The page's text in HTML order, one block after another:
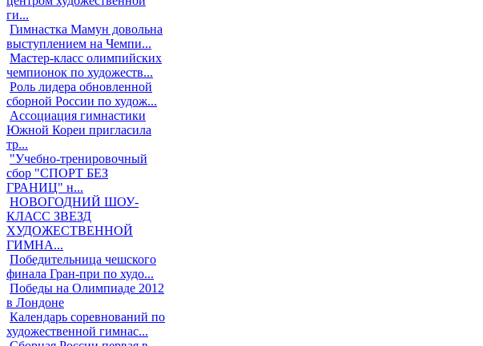
ги...
Гимнастка Мамун довольна
выступлением на Чемпи...
Мастер-класс олимпийских
чемпионок по художеств...
Роль лидера обновленной
сборной России по худож...
Ассоциация гимнастики
Южной Кореи пригласила
тр...
"Учебно-тренировочный
сбор "СПОРТ БЕЗ
ГРАНИЦ" н...
НОВОГОДНИЙ ШОУ-
КЛАСС ЗВЕЗД
ХУДОЖЕСТВЕННОЙ
ГИМНА...
Победительница чешского
финала Гран-при по худо...
Победы на Олимпиаде 2012
в Лондоне
Календарь соревнований по
художественной гимнас...